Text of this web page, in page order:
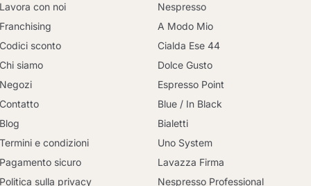
Lavora con noi
Franchising
Codici sconto
Chi siamo
Negozi
Contatto
Blog
Termini e condizioni
Pagamento sicuro
Politica sulla privacy
Nespresso
A Modo Mio
Cialda Ese 44
Dolce Gusto
Espresso Point
Blue / In Black
Bialetti
Uno System
Lavazza Firma
Nespresso Professional